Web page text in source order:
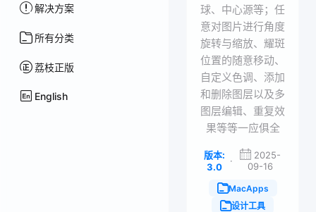
解决方案
所有分类
荔枝正版
English
球、中心源等；任
意对图片进行角度
旋转与缩放、耀斑
位置的随意移动、
自定义色调、添加
和删除图层以及多
图层编辑、重复效
果等等一应俱全
版本:
3.0
·
2025-
09-16
MacApps
设计工具